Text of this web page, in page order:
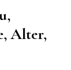
Alter,